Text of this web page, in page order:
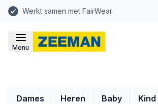
Werkt samen met FairWear
Menu
Dames Heren Baby Kind